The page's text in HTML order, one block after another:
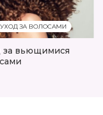
УХОД ЗА ВОЛОСАМИ
за вьющимися